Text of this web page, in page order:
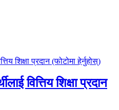
वित्तिय शिक्षा प्रदान